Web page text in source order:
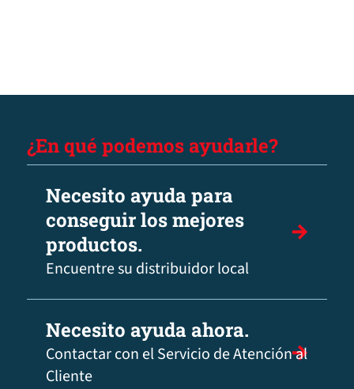
¿En qué podemos ayudarle?
Necesito ayuda para
conseguir los mejores
productos.
Encuentre su distribuidor local
Necesito ayuda ahora.
Contactar con el Servicio de Atención al
Cliente